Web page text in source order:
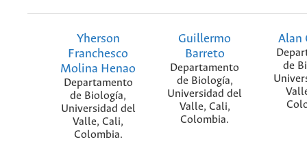
Yherson
Franchesco
Molina Henao
Departamento
de Biología,
Universidad del
Valle, Cali,
Colombia.
Guillermo
Barreto
Departamento
de Biología,
Universidad del
Valle, Cali,
Colombia.
Alan
de